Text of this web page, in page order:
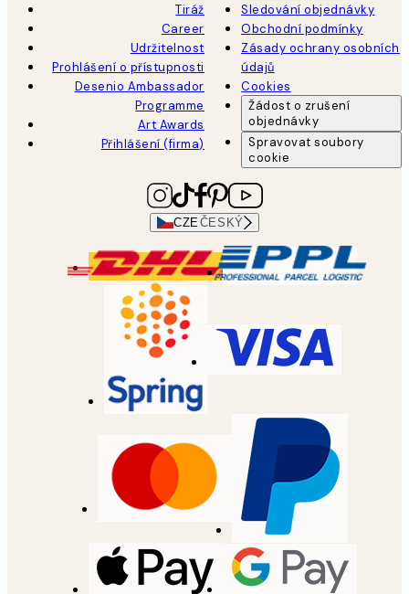
Tiráž
Career
Udržitelnost
Prohlášení o přístupnosti
Desenio Ambassador
Programme
Art Awards
Přihlášení (firma)
Sledování objednávky
Obchodní podmínky
Zásady ochrany osobních
údajů
Cookies
Žádost o zrušení
objednávky
Spravovat soubory
cookie
CZEČESKÝ